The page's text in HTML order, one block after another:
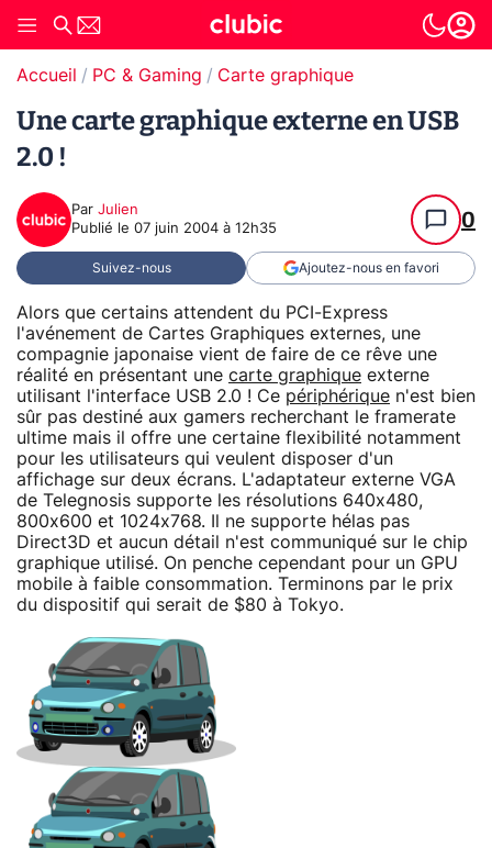
Accueil PC & Gaming Carte graphique
Une carte graphique externe en USB
2.0 !
Par Julien
Publié le 07 juin 2004 à 12h35 0
Suivez-nous Ajoutez-nous en favori
Alors que certains attendent du PCI-Express
l'avénement de Cartes Graphiques externes, une
compagnie japonaise vient de faire de ce rêve une
réalité en présentant une carte graphique externe
utilisant l'interface USB 2.0 ! Ce périphérique n'est bien
sûr pas destiné aux gamers recherchant le framerate
ultime mais il offre une certaine flexibilité notamment
pour les utilisateurs qui veulent disposer d'un
affichage sur deux écrans. L'adaptateur externe VGA
de Telegnosis supporte les résolutions 640x480,
800x600 et 1024x768. Il ne supporte hélas pas
Direct3D et aucun détail n'est communiqué sur le chip
graphique utilisé. On penche cependant pour un GPU
mobile à faible consommation. Terminons par le prix
du dispositif qui serait de $80 à Tokyo.